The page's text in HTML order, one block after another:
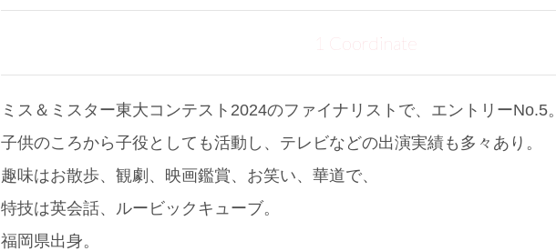
1 Coordinate
ミス＆ミスター東大コンテスト2024のファイナリストで、エントリーNo.5。
子供のころから子役としても活動し、テレビなどの出演実績も多々あり。
趣味はお散歩、観劇、映画鑑賞、お笑い、華道で、
特技は英会話、ルービックキューブ。
福岡県出身。